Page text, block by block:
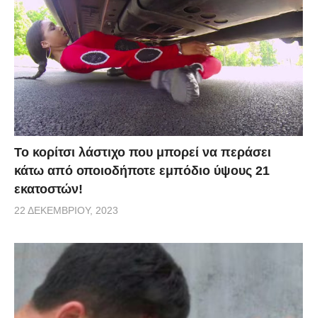
Το κορίτσι λάστιχο που μπορεί να περάσει
κάτω από οποιοδήποτε εμπόδιο ύψους 21
εκατοστών!
22 ΔΕΚΕΜΒΡΊΟΥ, 2023